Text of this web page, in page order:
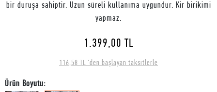
bir duruşa sahiptir. Uzun süreli kullanıma uygundur. Kir birikimi
yapmaz.
1.399,00 TL
116,58 TL 'den başlayan taksitlerle
Ürün Boyutu: